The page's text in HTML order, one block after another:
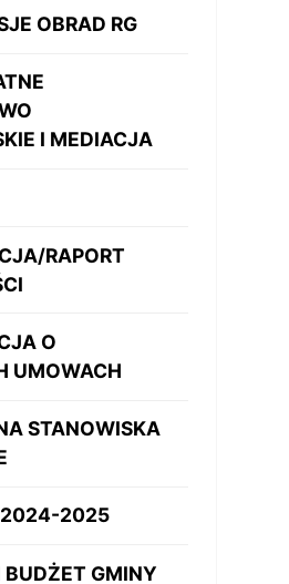
OBRAD RG
I MEDIACJA
RAPORT
O
UMOWACH
STANOWISKA
2024-2025
BUDŻET GMINY